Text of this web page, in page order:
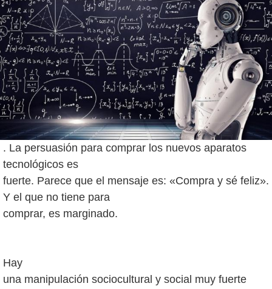
. La persuasión para comprar los nuevos aparatos
tecnológicos es
fuerte. Parece que el mensaje es: «Compra y sé feliz».
Y el que no tiene para
comprar, es marginado.
Hay
una manipulación sociocultural y social muy fuerte